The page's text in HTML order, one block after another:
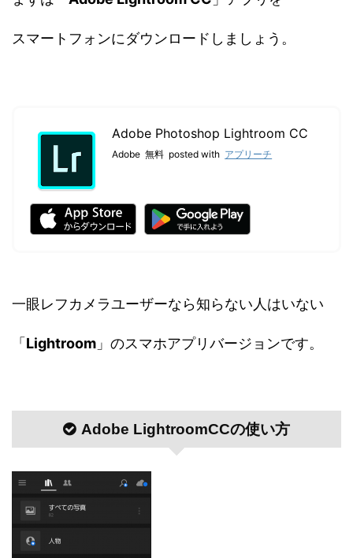
スマートフォンにダウンロードしましょう。
Adobe Photoshop Lightroom CC
Adobe 無料 posted with アプリーチ
一眼レフカメラユーザーなら知らない人はいない
「Lightroom 」のスマホアプリバージョンです。
Adobe LightroomCCの使い方